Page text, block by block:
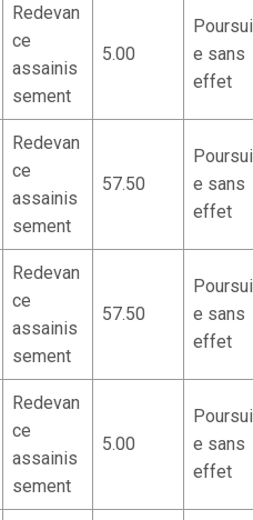
Redevan
ce
assainis
sement
5.00
e sans
effet
Redevan
ce
assainis
sement
57.50
e sans
effet
Redevan
ce
assainis
sement
57.50
e sans
effet
Redevan
ce
assainis
sement
5.00
e sans
effet